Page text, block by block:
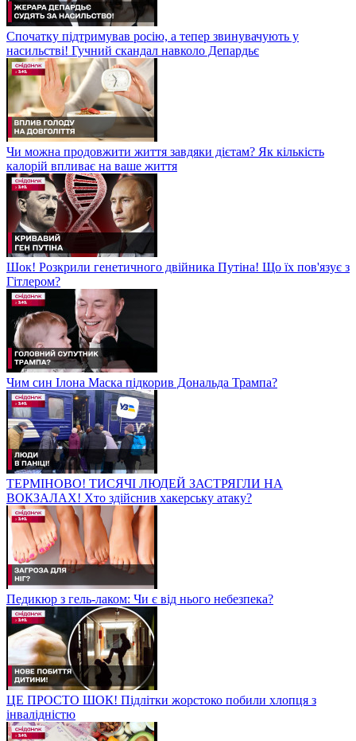
Спочатку підтримував росію, а тепер звинувачують у
насильстві! Гучний скандал навколо Депардьє
Чи можна продовжити життя завдяки дієтам? Як кількість
калорій впливає на ваше життя
Шок! Розкрили генетичного двійника Путіна! Що їх пов'язує з
Гітлером?
Чим син Ілона Маска підкорив Дональда Трампа?
ТЕРМІНОВО! ТИСЯЧІ ЛЮДЕЙ ЗАСТРЯГЛИ НА
ВОКЗАЛАХ! Хто здійснив хакерську атаку?
Педикюр з гель-лаком: Чи є від нього небезпека?
ЦЕ ПРОСТО ШОК! Підлітки жорстоко побили хлопця з
інвалідністю